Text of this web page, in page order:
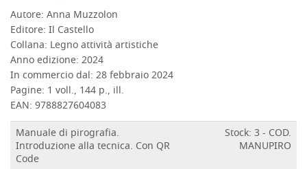
Autore: Anna Muzzolon
Editore: Il Castello
Collana: Legno attività artistiche
Anno edizione: 2024
In commercio dal: 28 febbraio 2024
Pagine: 1 voll., 144 p., ill.
EAN: 9788827604083
Manuale di pirografia.
Introduzione alla tecnica. Con QR
Code
Stock: 3 - COD.
MANUPIRO